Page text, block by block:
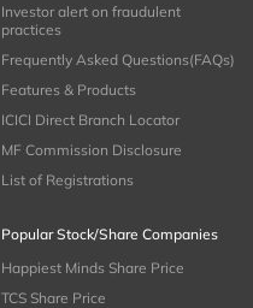
Investor alert on fraudulent
practices
Frequently Asked Questions(FAQs)
Features & Products
ICICI Direct Branch Locator
MF Commission Disclosure
List of Registrations
Popular Stock/Share Companies
Happiest Minds Share Price
TCS Share Price